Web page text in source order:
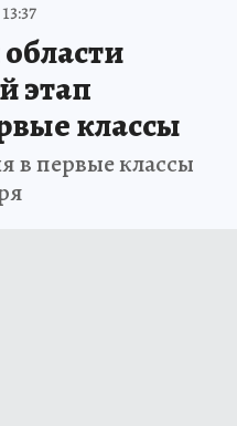
этап
классы
в первые классы